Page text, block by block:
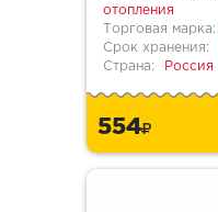
отопления
Торговая марка:
Срок хранения:
Страна:
Россия
554